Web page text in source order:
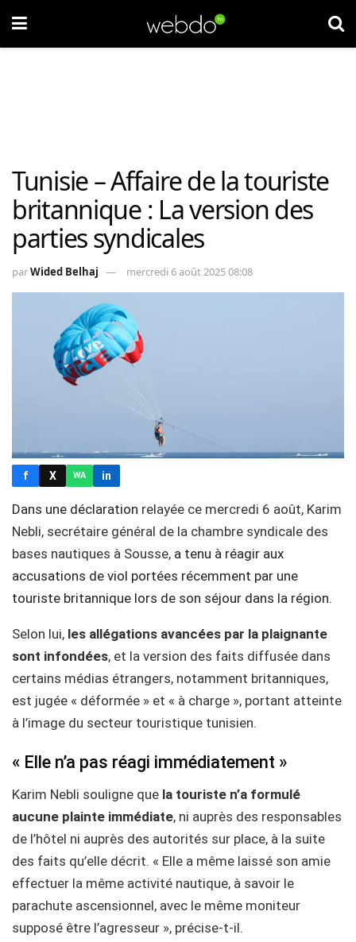
Tunisie – Affaire de la touriste
britannique : La version des
parties syndicales
parWided Belhaj mercredi 6 août 2025 08:08
f X WA in
Dans une déclaration relayée ce mercredi 6 août, Karim
Nebli, secrétaire général de la chambre syndicale des
bases nautiques à Sousse, a tenu à réagir aux
accusations de viol portées récemment par une
touriste britannique lors de son séjour dans la région.
Selon lui, les allégations avancées par la plaignante
sont infondées, et la version des faits diffusée dans
certains médias étrangers, notamment britanniques,
est jugée « déformée » et « à charge », portant atteinte
à l’image du secteur touristique tunisien.
« Elle n’a pas réagi immédiatement »
Karim Nebli souligne que la touriste n’a formulé
aucune plainte immédiate, ni auprès des responsables
de l’hôtel ni auprès des autorités sur place, à la suite
des faits qu’elle décrit. « Elle a même laissé son amie
effectuer la même activité nautique, à savoir le
parachute ascensionnel, avec le même moniteur
supposé être l’agresseur », précise-t-il.